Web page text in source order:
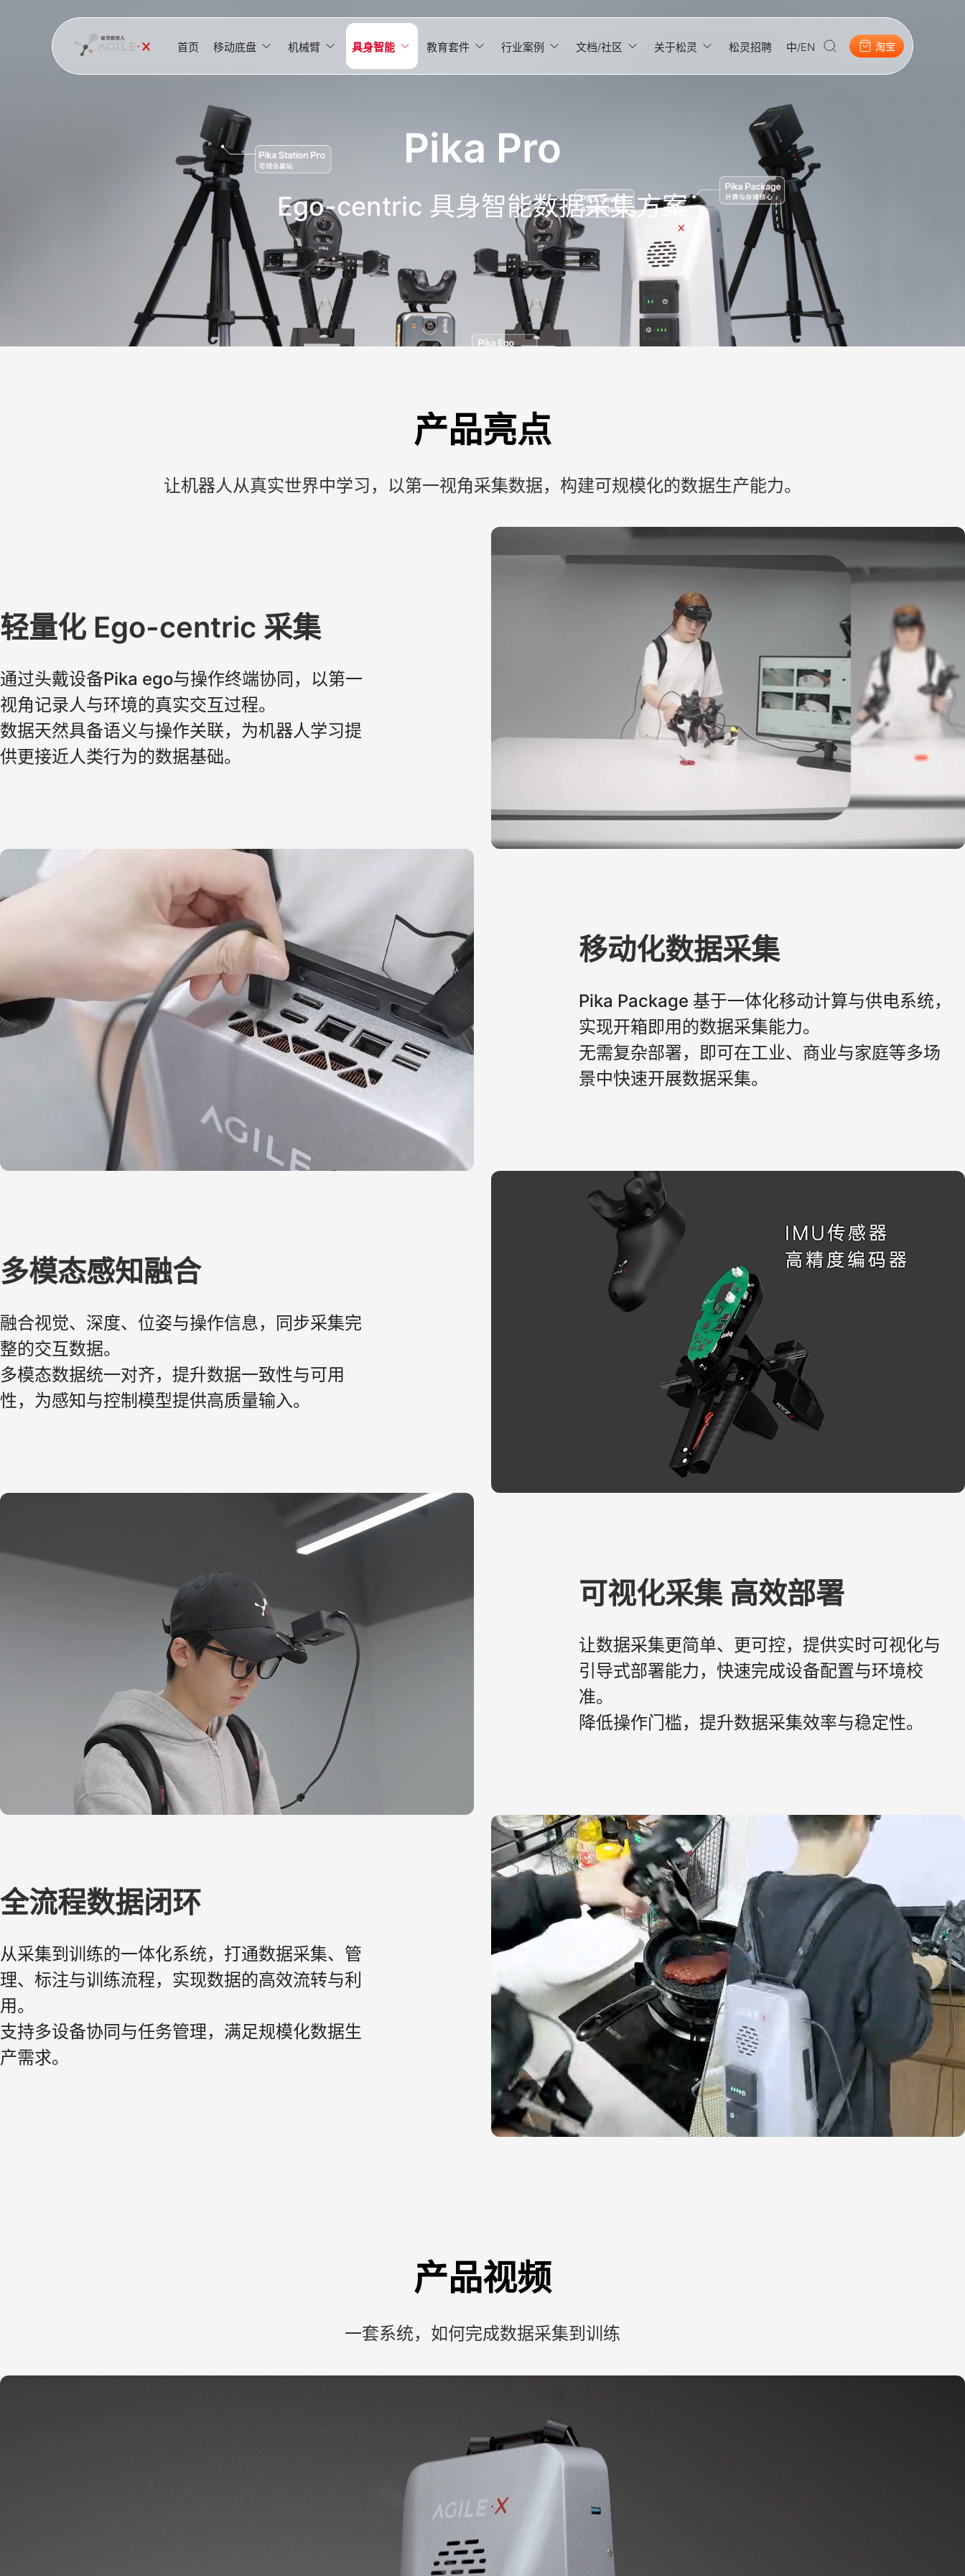
首页 移动底盘 机械臂 具身智能 教育套件 行业案例 文档/社区 关于松灵 松灵招聘 中/EN 淘宝
Pika Pro
Ego-centric 具身智能数据采集方案
产品亮点
让机器人从真实世界中学习，以第一视角采集数据，构建可规模化的数据生产能力。
轻量化 Ego-centric 采集
通过头戴设备Pika ego与操作终端协同，以第一
视角记录人与环境的真实交互过程。
数据天然具备语义与操作关联，为机器人学习提
供更接近人类行为的数据基础。
移动化数据采集
Pika Package 基于一体化移动计算与供电系统，
实现开箱即用的数据采集能力。
无需复杂部署，即可在工业、商业与家庭等多场
景中快速开展数据采集。
多模态感知融合
融合视觉、深度、位姿与操作信息，同步采集完
整的交互数据。
多模态数据统一对齐，提升数据一致性与可用
性，为感知与控制模型提供高质量输入。
可视化采集 高效部署
让数据采集更简单、更可控，提供实时可视化与
引导式部署能力，快速完成设备配置与环境校
准。
降低操作门槛，提升数据采集效率与稳定性。
全流程数据闭环
从采集到训练的一体化系统，打通数据采集、管
理、标注与训练流程，实现数据的高效流转与利
用。
支持多设备协同与任务管理，满足规模化数据生
产需求。
产品视频
一套系统，如何完成数据采集到训练